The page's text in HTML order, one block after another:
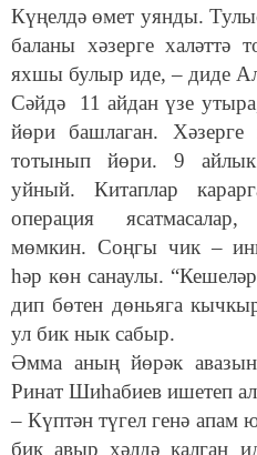
Күңелдә өмет уянды.
баланы хәзерге халәттә
яхшы булыр иде, – диде
Сәйдә 11 айдан үзе
йөри башлаган.
тотынып йөри. 9 айлык
уйный. Китаплар
операция
мөмкин. Соңгы чик –
һәр көн санаулы.
дип бөтен дөньяга
ул бик нык сабыр.
Әмма аның йөрәк
Ринат Шиһабиев ишетеп
– Күптән түгел генә апам
бик авыр хәлдә калган